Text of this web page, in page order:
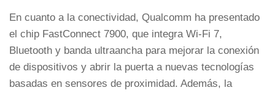
En cuanto a la conectividad, Qualcomm ha presentado
el chip FastConnect 7900, que integra Wi-Fi 7,
Bluetooth y banda ultraancha para mejorar la conexión
de dispositivos y abrir la puerta a nuevas tecnologías
basadas en sensores de proximidad. Además, la